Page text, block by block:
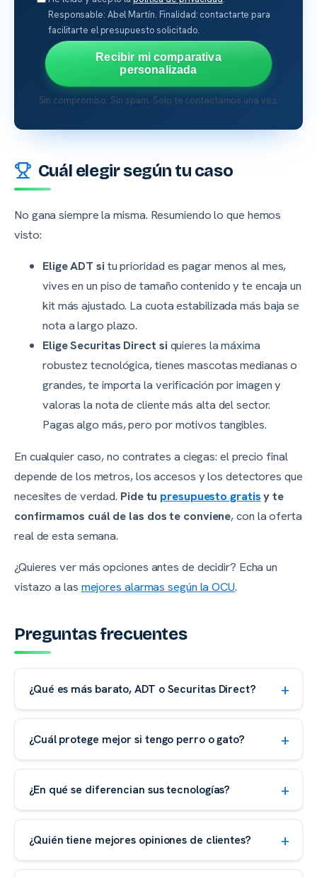
Responsable: Abel Martín. Finalidad: contactarte para
facilitarte el presupuesto solicitado.
Recibir mi comparativa
personalizada
Sin compromiso. Sin spam. Solo te contactamos una vez.
Cuál elegir según tu caso
No gana siempre la misma. Resumiendo lo que hemos
visto:
Elige ADT si tu prioridad es pagar menos al mes,
vives en un piso de tamaño contenido y te encaja un
kit más ajustado. La cuota estabilizada más baja se
nota a largo plazo.
Elige Securitas Direct si quieres la máxima
robustez tecnológica, tienes mascotas medianas o
grandes, te importa la verificación por imagen y
valoras la nota de cliente más alta del sector.
Pagas algo más, pero por motivos tangibles.
En cualquier caso, no contrates a ciegas: el precio final
depende de los metros, los accesos y los detectores que
necesites de verdad. Pide tu presupuesto gratisy te
confirmamos cuál de las dos te conviene, con la oferta
real de esta semana.
¿Quieres ver más opciones antes de decidir? Echa un
vistazo a las mejores alarmas según la OCU.
Preguntas frecuentes
¿Qué es más barato, ADT o Securitas Direct?
¿Cuál protege mejor si tengo perro o gato?
¿En qué se diferencian sus tecnologías?
¿Quién tiene mejores opiniones de clientes?